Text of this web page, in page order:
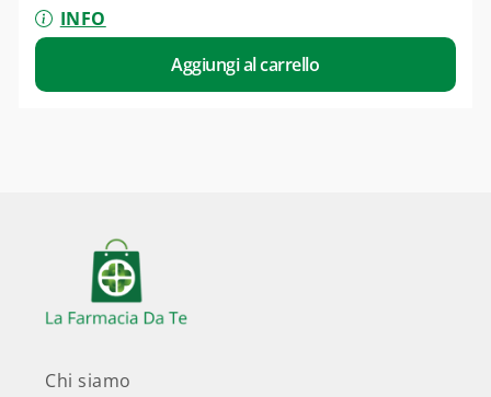
INFO
Aggiungi al carrello
Chi siamo